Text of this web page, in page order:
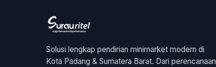
Solusi lengkap pendirian minimarket modern di
Kota Padang & Sumatera Barat. Dari perencanaan